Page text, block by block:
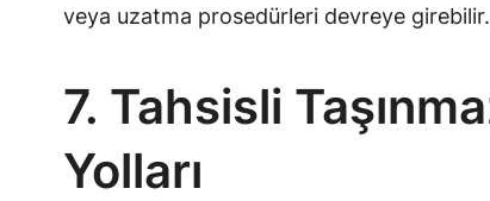
veya uzatma prosedürleri devreye girebilir.
7. Tahsisli
Yolları